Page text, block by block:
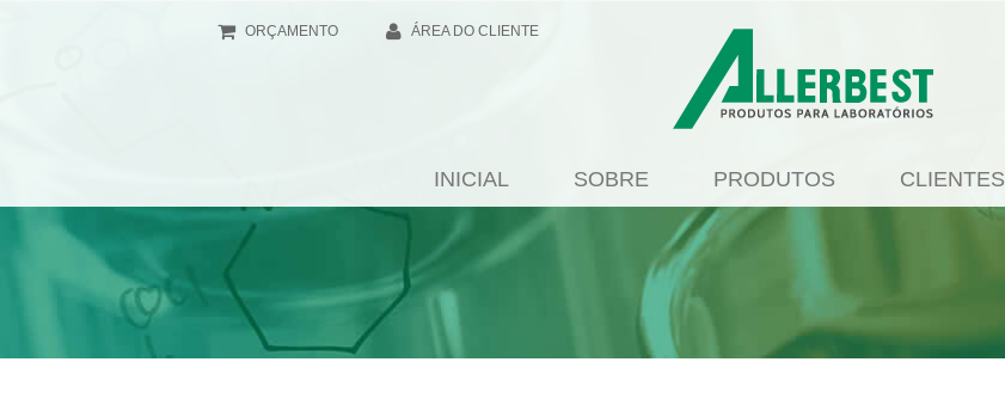
ORÇAMENTO ÁREA DO CLIENTE
INICIAL SOBRE PRODUTOS CLIENTES